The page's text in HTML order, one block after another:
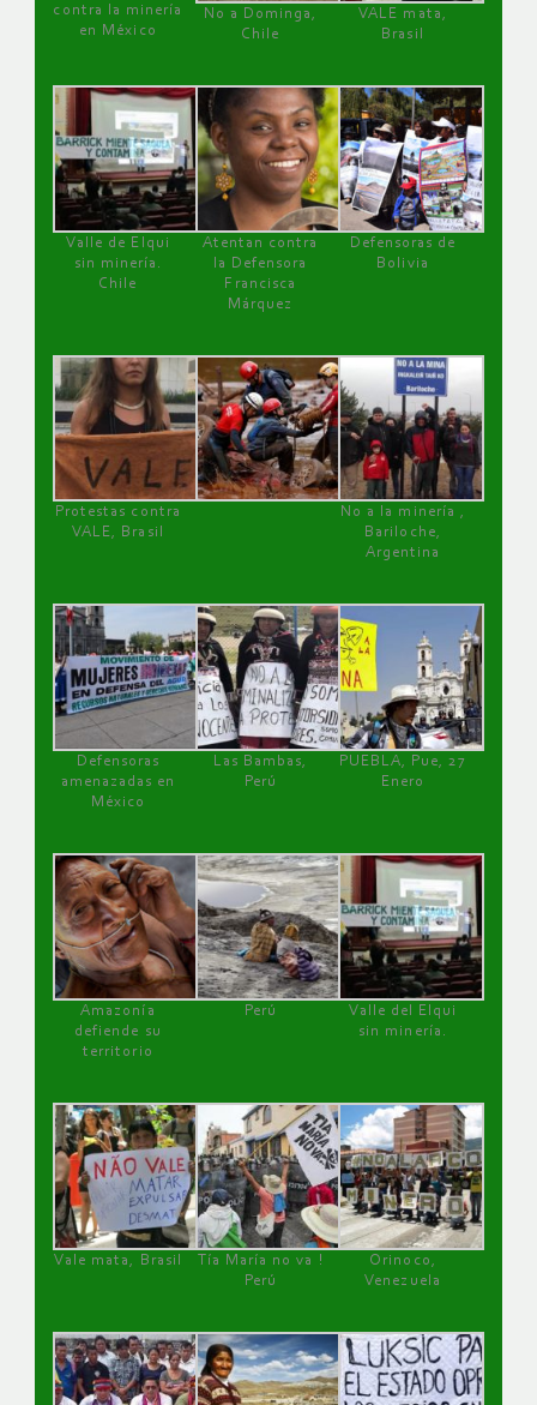
contra la minería
en México
No a Dominga,
Chile
VALE mata,
Brasil
Valle de Elqui
sin minería.
Chile
Atentan contra
la Defensora
Francisca
Márquez
Defensoras de
Bolivia
Protestas contra
VALE, Brasil
No a la minería ,
Bariloche,
Argentina
Defensoras
amenazadas en
México
Las Bambas,
Perú
PUEBLA, Pue, 27
Enero
Amazonía
defiende su
territorio
Perú
Valle del Elqui
sin minería.
Vale mata, Brasil
Tía María no va !
Perú
Orinoco,
Venezuela